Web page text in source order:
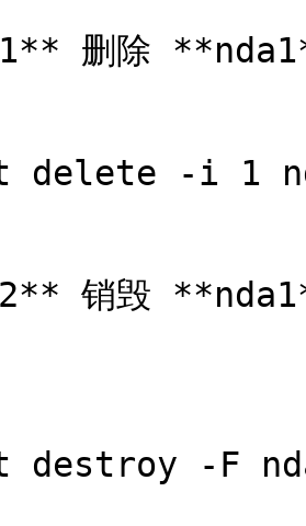
删除
delete -i 1
销毁 **nda1**
destroy -F